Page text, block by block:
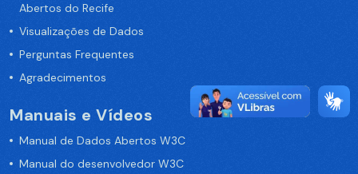
Abertos do Recife
Visualizações de Dados
Perguntas Frequentes
Agradecimentos
Manuais e Vídeos
Manual de Dados Abertos W3C
Manual do desenvolvedor W3C